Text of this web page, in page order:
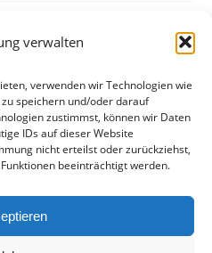
verwalten
verwenden wir Technologien wie
speichern und/oder darauf
zustimmst, können wir Daten
IDs auf dieser Website
nicht erteilst oder zurückziehst,
beeinträchtigt werden.
Björn!